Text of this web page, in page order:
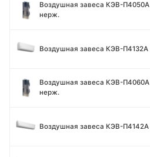
Воздушная завеса КЭВ-П4050A
нерж.
Воздушная завеса КЭВ-П4132A
Воздушная завеса КЭВ-П4060A
нерж.
Воздушная завеса КЭВ-П4142A